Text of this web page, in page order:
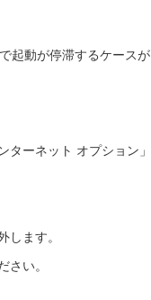
起動が停滞するケースが
ターネット オプション」
します。
さい。